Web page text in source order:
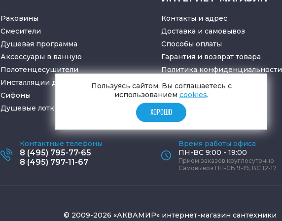
Раковины
Смесители
Душевая программа
Аксессуары в ванную
Полотенцесушители
Инсталляции для санузлов
Cифоны
Душевые лотки
Контакты и адрес
Доставка и самовывоз
Способы оплаты
Гарантия и возврат товара
Политика конфиденциальности
Контактные телефоны
8 (495) 795-77-65
8 (495) 797-11-67
Время работы офиса
ПН-ВС 9:00 - 19:00
Прием заказов круглосуточно
Самовывоз ПН-СБ 9-19, ВС 12-17
© 2009-2026 «АКВАМИР» интернет-магазин сантехники
Пользуясь сайтом, Вы соглашаетесь с
использованием cookies.
ХОРОШО